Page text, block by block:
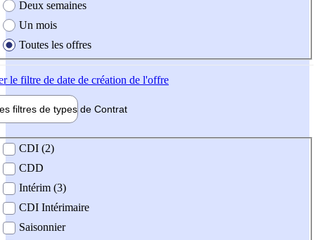
Deux semaines
Un mois
Toutes les offres
le filtre de date de création de l'offre
filtres de types de Contrat
contrat
CDI (2)
CDD
Intérim (3)
CDI Intérimaire
Saisonnier